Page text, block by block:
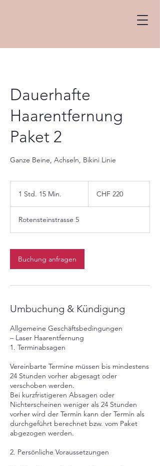
Dauerhafte
Haarentfernung
Paket 2
Ganze Beine, Achseln, Bikini Linie
1 Std. 15 Min.
d
1
M
i
n
Franken
CHF 220
Rotensteinstrasse 5
Buchung anfragen
Umbuchung & Kündigung
Allgemeine Geschäftsbedingungen
– Laser Haarentfernung
1. Terminabsagen
Vereinbarte Termine müssen bis mindestens
24 Stunden vorher abgesagt oder
verschoben werden.
Bei kurzfristigeren Absagen oder
Nichterscheinen weniger als 24 Stunden
vorher wird der Termin kann der Termin als
durchgeführt berechnet bzw. vom Paket
abgezogen werden.
2. Persönliche Voraussetzungen